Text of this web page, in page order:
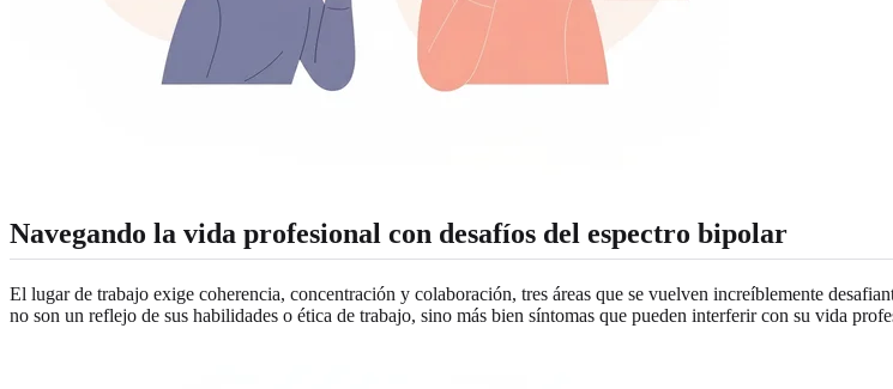
Navegando la vida profesional con desafíos del espectro bipolar
El lugar de trabajo exige coherencia, concentración y colaboración, tres áreas que se vuelven increíblemente
no son un reflejo de sus habilidades o ética de trabajo, sino más bien síntomas que pueden interferir con su vida